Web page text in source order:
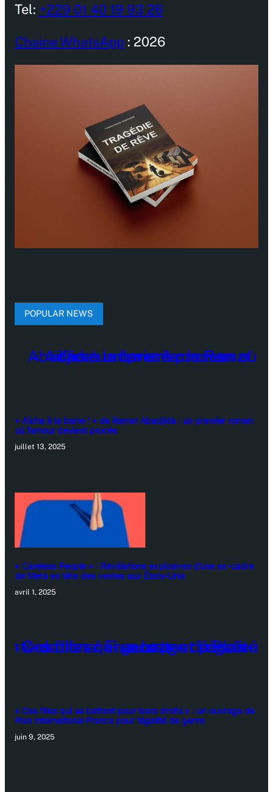
Tel: +229 01 40 19 93 26
Chaine WhatsApp : 2026
POPULAR NEWS
« Aïcha à la barre ! » de Ramat Abadjida : un premier roman
où l’amour devient procès
juillet 13, 2025
« Careless People » : Révélations explosives d’une ex-cadre
de Meta en tête des ventes aux États-Unis
avril 1, 2025
« Ces filles qui se battent pour leurs droits » : un ouvrage de
Plan International France pour l’égalité de genre
juin 9, 2025